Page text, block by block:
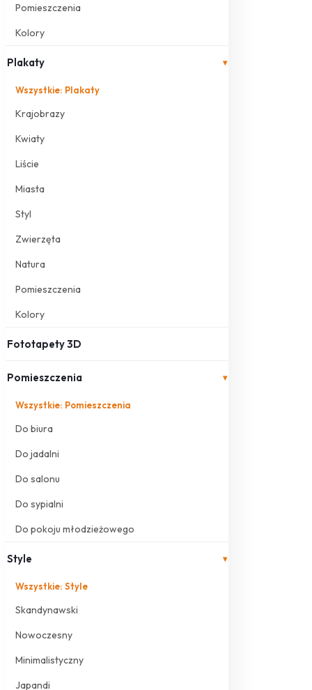
Pomieszczenia
Kolory
Plakaty ▾
Wszystkie: Plakaty
Krajobrazy
Kwiaty
Liście
Miasta
Styl
Zwierzęta
Natura
Pomieszczenia
Kolory
Fototapety 3D
Pomieszczenia ▾
Wszystkie: Pomieszczenia
Do biura
Do jadalni
Do salonu
Do sypialni
Do pokoju młodzieżowego
Style ▾
Wszystkie: Style
Skandynawski
Nowoczesny
Minimalistyczny
Japandi